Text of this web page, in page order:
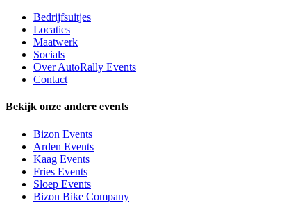
Bedrijfsuitjes
Locaties
Maatwerk
Socials
Over AutoRally Events
Contact
Bekijk onze andere events
Bizon Events
Arden Events
Kaag Events
Fries Events
Sloep Events
Bizon Bike Company